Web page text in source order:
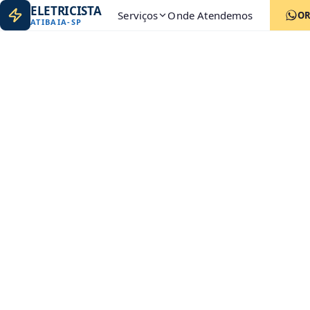
ELETRICISTA
ATIBAIA-SP Serviços Onde Atendemos